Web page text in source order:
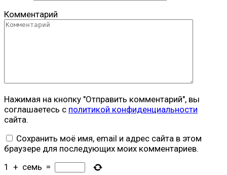
Комментарий
Нажимая на кнопку "Отправить комментарий", вы
соглашаетесь с политикой конфиденциальности
сайта.
Сохранить моё имя, email и адрес сайта в этом
браузере для последующих моих комментариев.
1 + семь =